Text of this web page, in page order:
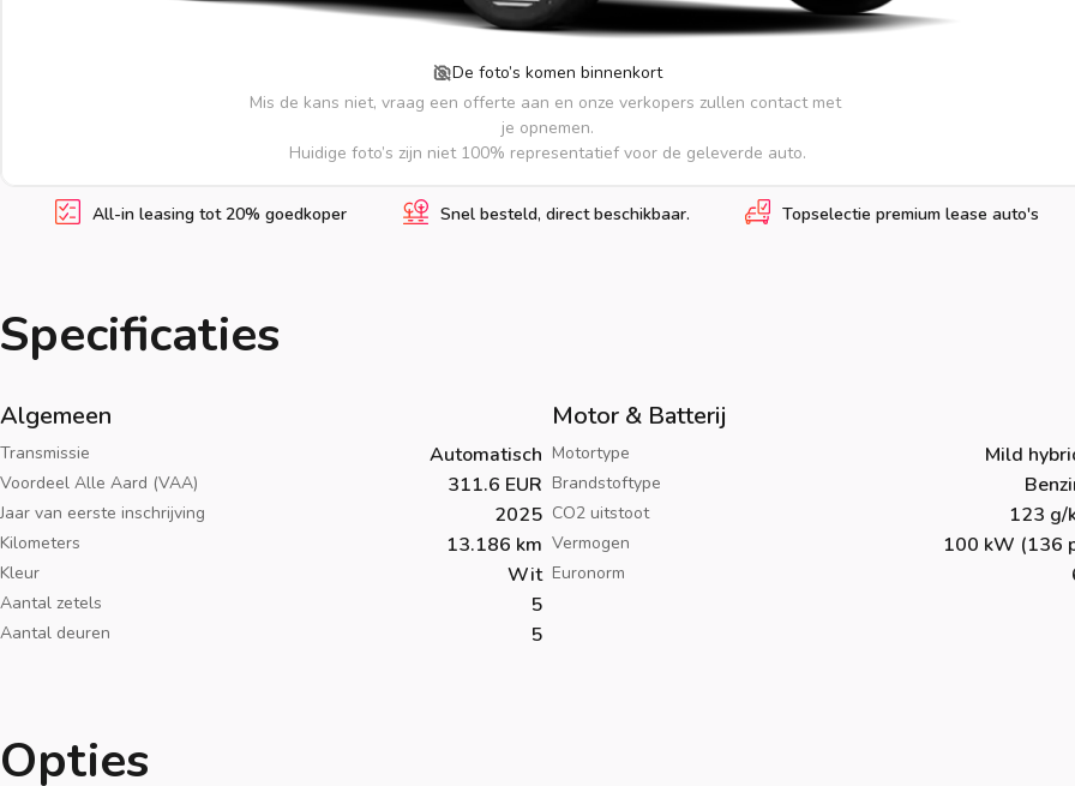
De foto’s komen binnenkort
Mis de kans niet, vraag een offerte aan en onze verkopers zullen contact met
je opnemen.
Huidige foto’s zijn niet 100% representatief voor de geleverde auto.
All-in leasing tot 20% goedkoper Snel besteld, direct beschikbaar. Topselectie premium lease auto's
Specificaties
Algemeen
Transmissie Automatisch
Voordeel Alle Aard (VAA) 311.6 EUR
Jaar van eerste inschrijving 2025
Kilometers 13.186 km
Kleur Wit
Aantal zetels 5
Aantal deuren 5
Motor & Batterij
Motortype Mild
Brandstoftype
CO2 uitstoot 123 g/
Vermogen 100 kW (136
Euronorm
Opties